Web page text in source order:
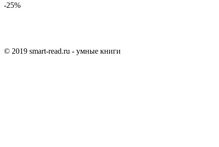
-25%
© 2019 smart-read.ru - умные книги